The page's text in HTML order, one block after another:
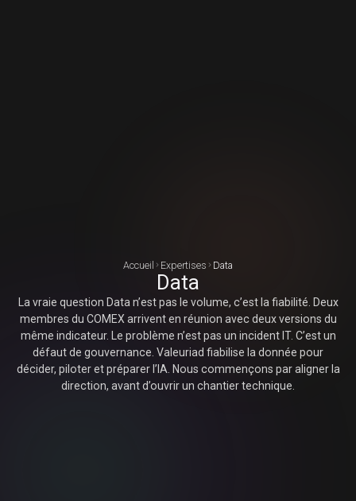
Accueil Expertises Data
Data
La vraie question Data n’est pas le volume, c’est la fiabilité. Deux
membres du COMEX arrivent en réunion avec deux versions du
même indicateur. Le problème n’est pas un incident IT. C’est un
défaut de gouvernance. Valeuriad fiabilise la donnée pour
décider, piloter et préparer l’IA. Nous commençons par aligner la
direction, avant d’ouvrir un chantier technique.